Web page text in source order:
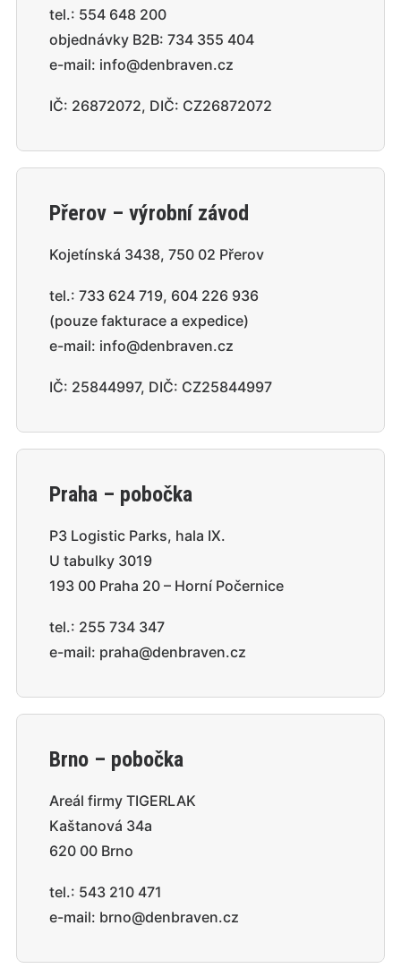
tel.: 554 648 200
objednávky B2B: 734 355 404
e-mail: info@denbraven.cz
IČ: 26872072, DIČ: CZ26872072
Přerov – výrobní závod
Kojetínská 3438, 750 02 Přerov
tel.: 733 624 719, 604 226 936
(pouze fakturace a expedice)
e-mail: info@denbraven.cz
IČ: 25844997, DIČ: CZ25844997
Praha – pobočka
P3 Logistic Parks, hala IX.
U tabulky 3019
193 00 Praha 20 – Horní Počernice
tel.: 255 734 347
e-mail: praha@denbraven.cz
Brno – pobočka
Areál firmy TIGERLAK
Kaštanová 34a
620 00 Brno
tel.: 543 210 471
e-mail: brno@denbraven.cz